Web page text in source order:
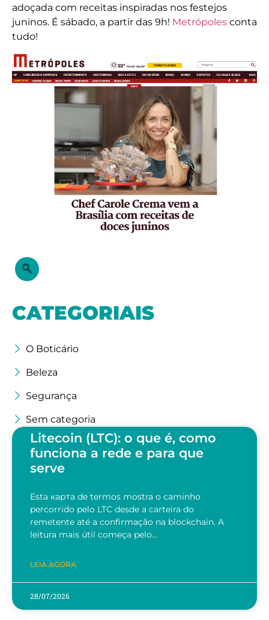
adoçada com receitas inspiradas nos festejos
juninos. É sábado, a partir das 9h! Metrópoles conta
tudo!
CATEGORIAIS
O Boticário
Beleza
Segurança
Sem categoria
Litecoin (LTC): o que é, como
funciona a rede e para que
serve
Esta карта de termos mostra o caminho
percorrido pelo LTC desde a carteira do
remetente até a confirmação na blockchain. A
leitura mais útil começa pelo…
LEIA AGORA
28/07/2026